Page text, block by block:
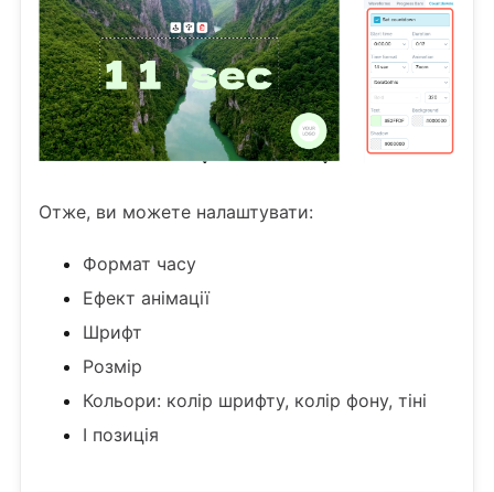
Отже, ви можете налаштувати:
Формат часу
Ефект анімації
Шрифт
Розмір
Кольори: колір шрифту, колір фону, тіні
І позиція